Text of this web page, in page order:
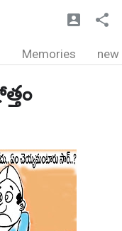
Memories new